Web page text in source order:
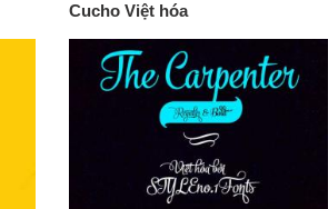
Cucho Việt hóa